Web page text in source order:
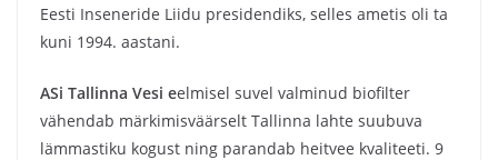
Eesti Inseneride Liidu presidendiks, selles ametis oli ta
kuni 1994. aastani.
ASi Tallinna Vesi eelmisel suvel valminud biofilter
vähendab märkimisväärselt Tallinna lahte suubuva
lämmastiku kogust ning parandab heitvee kvaliteeti. 9